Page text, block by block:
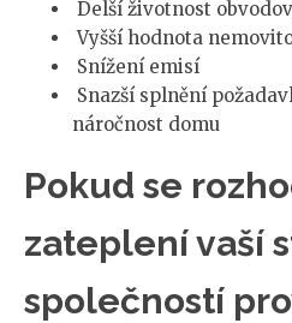
Delší životnost
Vyšší hodnota
Snížení emisí
Snazší splnění
náročnost domu
Pokud se
zateplení vaší
společností